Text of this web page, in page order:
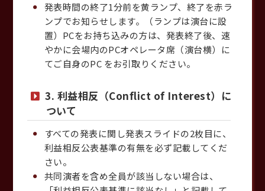
発表時間の終了1分前を黄ランプ、終了を赤ラ
ンプでお知らせします。（ランプは演台に設
置）PCをお持ち込みの方は、発表終了後、速
やかに会場内のPCオペレータ席（演台横）に
てご自身のPC をお引取りください。
3. 利益相反（Conflict of Interest）に
ついて
すべての発表に関し発表スライドの2枚目に、
利益相反公表基準の有無を必ず記載してくだ
さい。
共同演者を含め全員が該当しない場合は、